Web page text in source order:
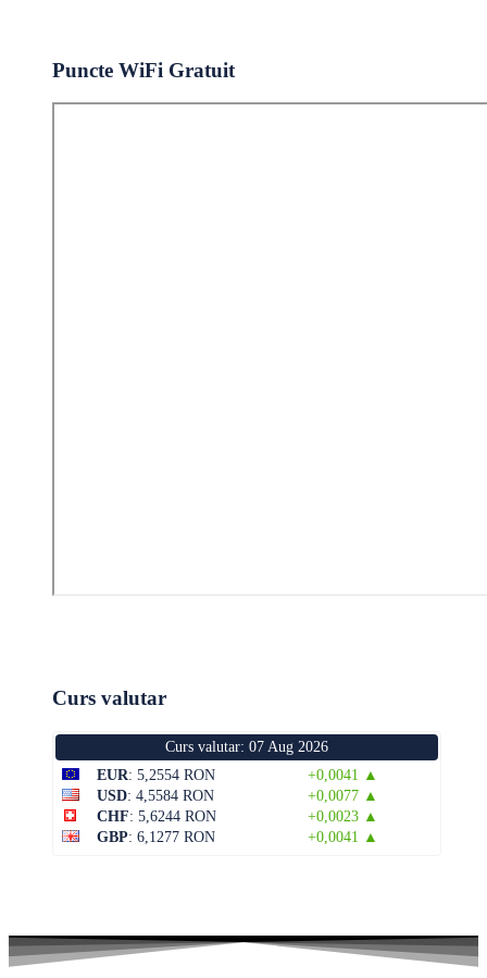
Puncte WiFi Gratuit
Curs valutar
Curs valutar: 07 Aug 2026
EUR: 5,2554 RON
+0,0041 ▲
USD: 4,5584 RON
+0,0077 ▲
CHF: 5,6244 RON
+0,0023 ▲
GBP: 6,1277 RON +0,0041 ▲